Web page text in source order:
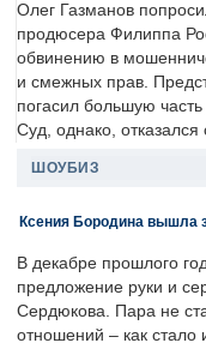
Олег Газманов
продюсера Филиппа
обвинению в
и смежных прав.
погасил большую
Суд, однако,
ШОУБИЗ
Ксения Бородина вышла
В декабре прошлого
предложение руки и
Сердюкова. Пара не
отношений – как стало